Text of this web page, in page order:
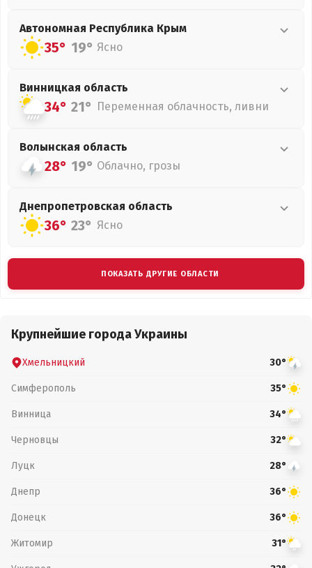
Автономная Республика Крым
35° 19° Ясно
Винницкая область
34° 21° Переменная облачность, ливни
Волынская область
28° 19° Облачно, грозы
Днепропетровская область
36° 23° Ясно
ПОКАЗАТЬ ДРУГИЕ ОБЛАСТИ
Крупнейшие города Украины
Хмельницкий 30°
Симферополь 35°
Винница 34°
Черновцы 32°
Луцк 28°
Днепр 36°
Донецк 36°
Житомир 31°